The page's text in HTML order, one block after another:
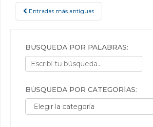
POSTS NAVIGATION
Entradas más antiguas
BÚSQUEDA POR PALABRAS:
BÚSQUEDA POR CATEGORÍAS:
Búsqueda por categorías: